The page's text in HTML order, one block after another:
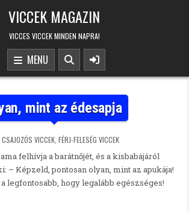
VICCEK MAGAZIN
VICCES VICCEK MINDEN NAPRA!
MENU
mint az édesapja
POSTED IN
CSAJOZÓS VICCEK, FÉRJ-FELESÉG VICCEK
felhívja a barátnőjét, és a kisbabájáról
– Képzeld, pontosan olyan, mint az apukája!
legfontosabb, hogy legalább egészséges!